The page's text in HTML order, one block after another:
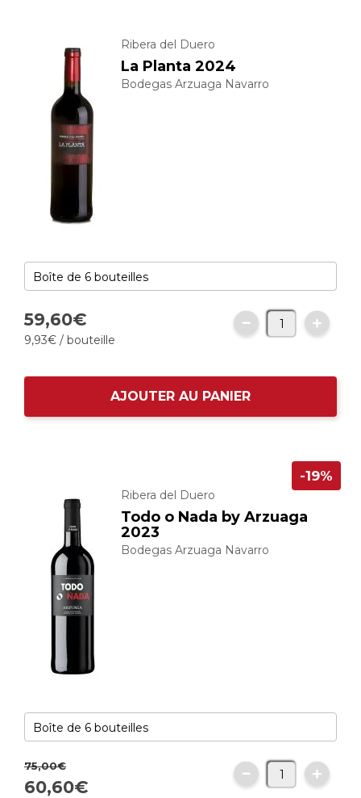
Ribera del Duero
La Planta 2024
Bodegas Arzuaga Navarro
59,60€
9,93€ / bouteille
AJOUTER AU PANIER
Ribera del Duero
Todo o Nada by Arzuaga
2023
Bodegas Arzuaga Navarro
-19%
75,00€
60,60€